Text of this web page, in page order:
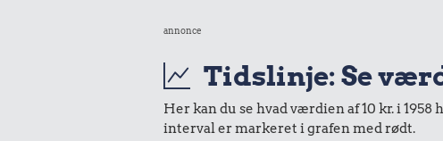
annonce
Tidslinje: Se
Her kan du se hvad værdien af 10 kr. i
interval er markeret i grafen med rødt.